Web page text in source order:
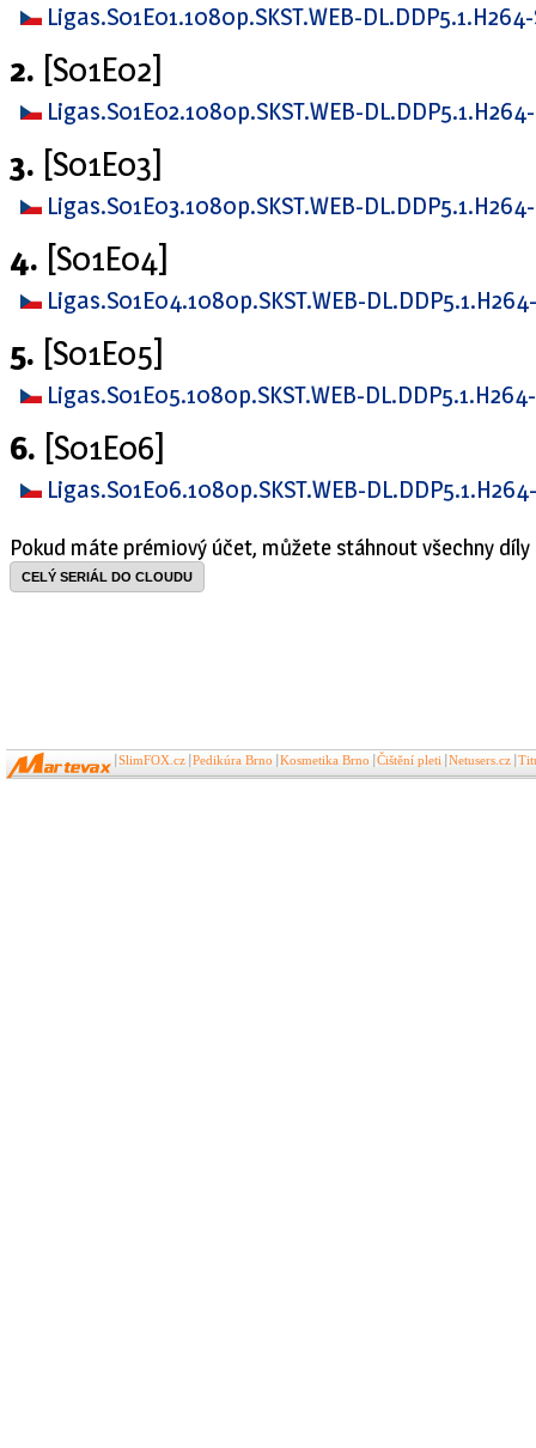
Ligas.S01E01.1080p.SKST.WEB-
2. [S01E02]
Ligas.S01E02.1080p.SKST.WEB-
3. [S01E03]
Ligas.S01E03.1080p.SKST.WEB-
4. [S01E04]
Ligas.S01E04.1080p.SKST.WEB-
5. [S01E05]
Ligas.S01E05.1080p.SKST.WEB-
6. [S01E06]
Ligas.S01E06.1080p.SKST.WEB-
Pokud máte prémiový účet, můžete stáhnout všechny díly
CELÝ SERIÁL DO CLOUDU
SlimFOX.cz Pedikúra Brno Kosmetika Brno Čištění pleti Netusers.cz